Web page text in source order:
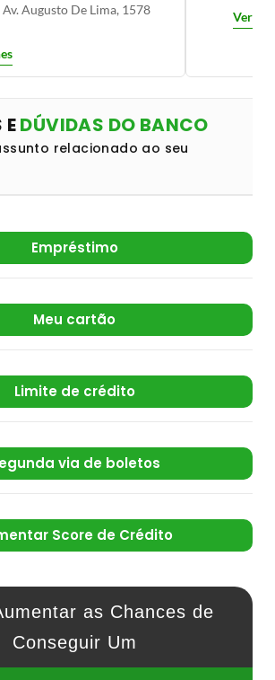
Augusto De Lima, 1578
Ver
EDÚVIDAS DO BANCO
relacionado ao seu
Empréstimo
Meu cartão
Limite de crédito
via de boletos
Score de Crédito
as Chances de
Conseguir Um